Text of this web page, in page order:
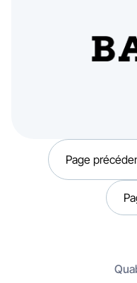
Page